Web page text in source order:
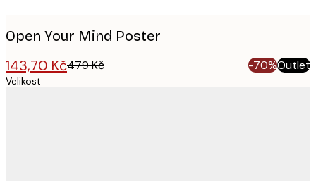
Open Your Mind Poster
143,70 Kč479 Kč -70%Outlet
Velikost